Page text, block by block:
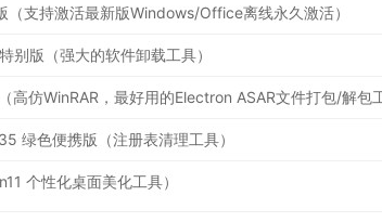
支持激活最新版Windows/Office离线永久激活）
版（强大的软件卸载工具）
绿色便携版（注册表清理工具）
个性化桌面美化工具）